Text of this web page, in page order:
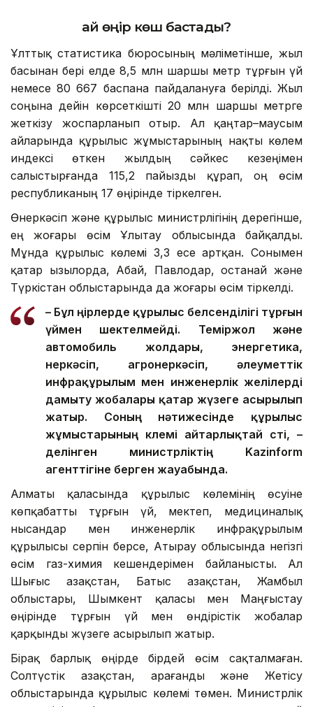
Қай өңір көш бастады?
Ұлттық статистика бюросының мәліметінше, жыл
басынан бері елде 8,5 млн шаршы метр тұрғын үй
немесе 80 667 баспана пайдалануға берілді. Жыл
соңына дейін көрсеткішті 20 млн шаршы метрге
жеткізу жоспарланып отыр. Ал қаңтар–маусым
айларында құрылыс жұмыстарының нақты көлем
индексі өткен жылдың сәйкес кезеңімен
салыстырғанда 115,2 пайызды құрап, оң өсім
республиканың 17 өңірінде тіркелген.
Өнеркәсіп және құрылыс министрлігінің дерегінше,
ең жоғары өсім Ұлытау облысында байқалды.
Мұнда құрылыс көлемі 3,3 есе артқан. Сонымен
қатар Қызылорда, Абай, Павлодар, Қостанай және
Түркістан облыстарында да жоғары өсім тіркелді.
– Бұл өңірлерде құрылыс белсенділігі тұрғын
үймен шектелмейді. Теміржол және
автомобиль жолдары, энергетика,
өнеркәсіп, агроөнеркәсіп, әлеуметтік
инфрақұрылым мен инженерлік желілерді
дамыту жобалары қатар жүзеге асырылып
жатыр. Соның нәтижесінде құрылыс
жұмыстарының көлемі айтарлықтай өсті, –
делінген министрліктің Kazinform
агенттігіне берген жауабында.
Алматы қаласында құрылыс көлемінің өсуіне
көпқабатты тұрғын үй, мектеп, медициналық
нысандар мен инженерлік инфрақұрылым
құрылысы серпін берсе, Атырау облысында негізгі
өсім газ-химия кешендерімен байланысты. Ал
Шығыс Қазақстан, Батыс Қазақстан, Жамбыл
облыстары, Шымкент қаласы мен Маңғыстау
өңірінде тұрғын үй мен өндірістік жобалар
қарқынды жүзеге асырылып жатыр.
Бірақ барлық өңірде бірдей өсім сақталмаған.
Солтүстік Қазақстан, Қарағанды және Жетісу
облыстарында құрылыс көлемі төмен. Министрлік